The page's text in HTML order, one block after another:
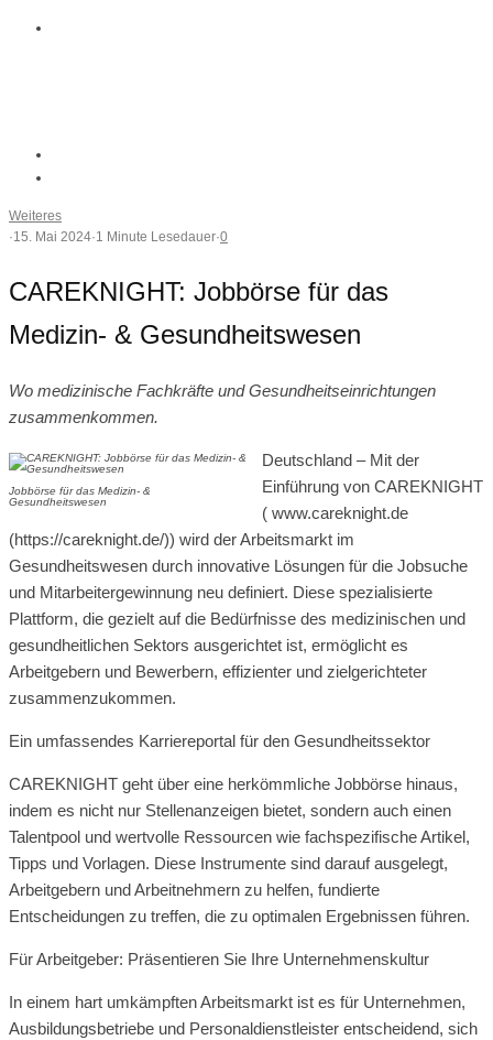
Weiteres
·15. Mai 2024·1 Minute Lesedauer·0
CAREKNIGHT: Jobbörse für das
Medizin- & Gesundheitswesen
Wo medizinische Fachkräfte und Gesundheitseinrichtungen
zusammenkommen.
Jobbörse für das Medizin- &
Gesundheitswesen
Deutschland – Mit der
Einführung von CAREKNIGHT
( www.careknight.de
(https://careknight.de/)) wird der Arbeitsmarkt im
Gesundheitswesen durch innovative Lösungen für die Jobsuche
und Mitarbeitergewinnung neu definiert. Diese spezialisierte
Plattform, die gezielt auf die Bedürfnisse des medizinischen und
gesundheitlichen Sektors ausgerichtet ist, ermöglicht es
Arbeitgebern und Bewerbern, effizienter und zielgerichteter
zusammenzukommen.
Ein umfassendes Karriereportal für den Gesundheitssektor
CAREKNIGHT geht über eine herkömmliche Jobbörse hinaus,
indem es nicht nur Stellenanzeigen bietet, sondern auch einen
Talentpool und wertvolle Ressourcen wie fachspezifische Artikel,
Tipps und Vorlagen. Diese Instrumente sind darauf ausgelegt,
Arbeitgebern und Arbeitnehmern zu helfen, fundierte
Entscheidungen zu treffen, die zu optimalen Ergebnissen führen.
Für Arbeitgeber: Präsentieren Sie Ihre Unternehmenskultur
In einem hart umkämpften Arbeitsmarkt ist es für Unternehmen,
Ausbildungsbetriebe und Personaldienstleister entscheidend, sich